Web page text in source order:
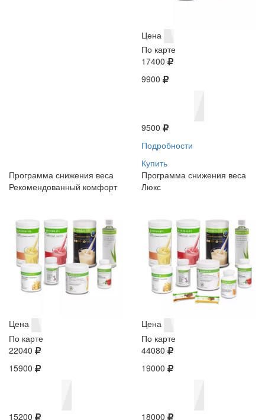
Цена
По карте
17400
9900
9500
Подробности
Купить
Программа снижения веса
Рекомендованный комфорт
Цена
По карте
22040
15900
15200
Программа снижения веса
Люкс
Цена
По карте
44080
19000
18000